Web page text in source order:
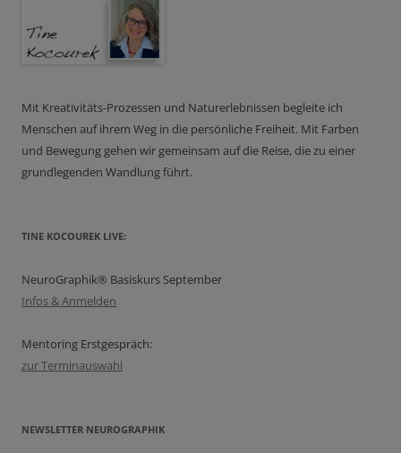
Mit Kreativitäts-Prozessen und Naturerlebnissen begleite ich
Menschen auf ihrem Weg in die persönliche Freiheit. Mit Farben
und Bewegung gehen wir gemeinsam auf die Reise, die zu einer
grundlegenden Wandlung führt.
TINE KOCOUREK LIVE:
NeuroGraphik® Basiskurs September
Infos & Anmelden
Mentoring Erstgespräch:
zur Terminauswahl
NEWSLETTER NEUROGRAPHIK